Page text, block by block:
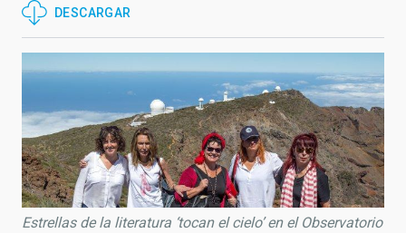
DESCARGAR
Estrellas de la literatura ‘tocan el cielo’ en el Observatorio